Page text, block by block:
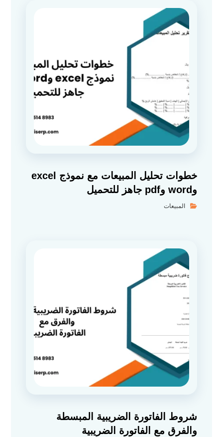
خطوات تحليل المبيعات مع نموذج excel
وword وpdf جاهز للتحميل
المبيعات
شروط الفاتورة الضريبية المبسطة
والفرق مع الفاتورة الضريبية